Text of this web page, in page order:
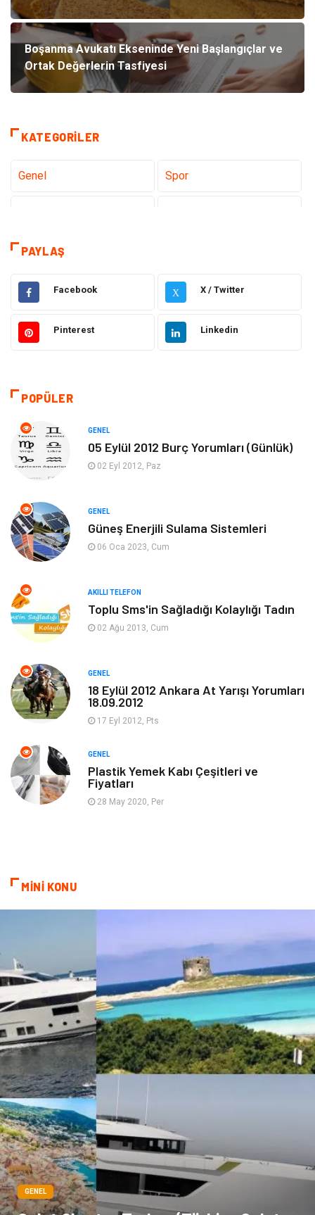
Boşanma Avukatı Ekseninde Yeni Başlangıçlar ve
Ortak Değerlerin Tasfiyesi
KATEGORILER
Genel Spor
Dünya'dan Haberler
Müzik İnternet
Ülkemizden Haberler Politika & Siyaset
Akıllı Telefon
Soru-Cevap
Ekonomi
Elektrik Elektronik
Tanıtıcı Reklam Alışveriş
Dekorasyon Tatil
Makine
Güzellik & Bakım
Organizasyon
Hizmet
Aksesuar
PAYLAŞ
Facebook X X / Twitter
Pinterest Linkedin
POPÜLER
GENEL
05 Eylül 2012 Burç Yorumları (Günlük)
02 Eyl 2012, Paz
GENEL
Güneş Enerjili Sulama Sistemleri
06 Oca 2023, Cum
AKILLI TELEFON
Toplu Sms'in Sağladığı Kolaylığı Tadın
02 Ağu 2013, Cum
GENEL
18 Eylül 2012 Ankara At Yarışı Yorumları
18.09.2012
17 Eyl 2012, Pts
GENEL
Plastik Yemek Kabı Çeşitleri ve
Fiyatları
28 May 2020, Per
MİNİ KONU
GENEL